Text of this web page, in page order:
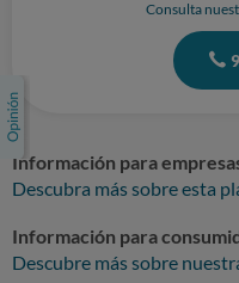
Consulta
Información para
Descubra más sobre esta
Información para
Descubre más sobre